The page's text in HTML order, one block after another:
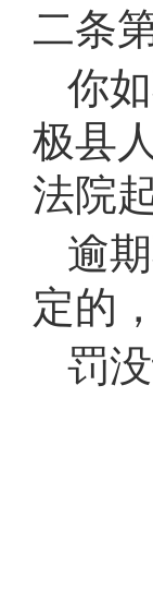
二条
你
极县
法院
逾
定的
罚